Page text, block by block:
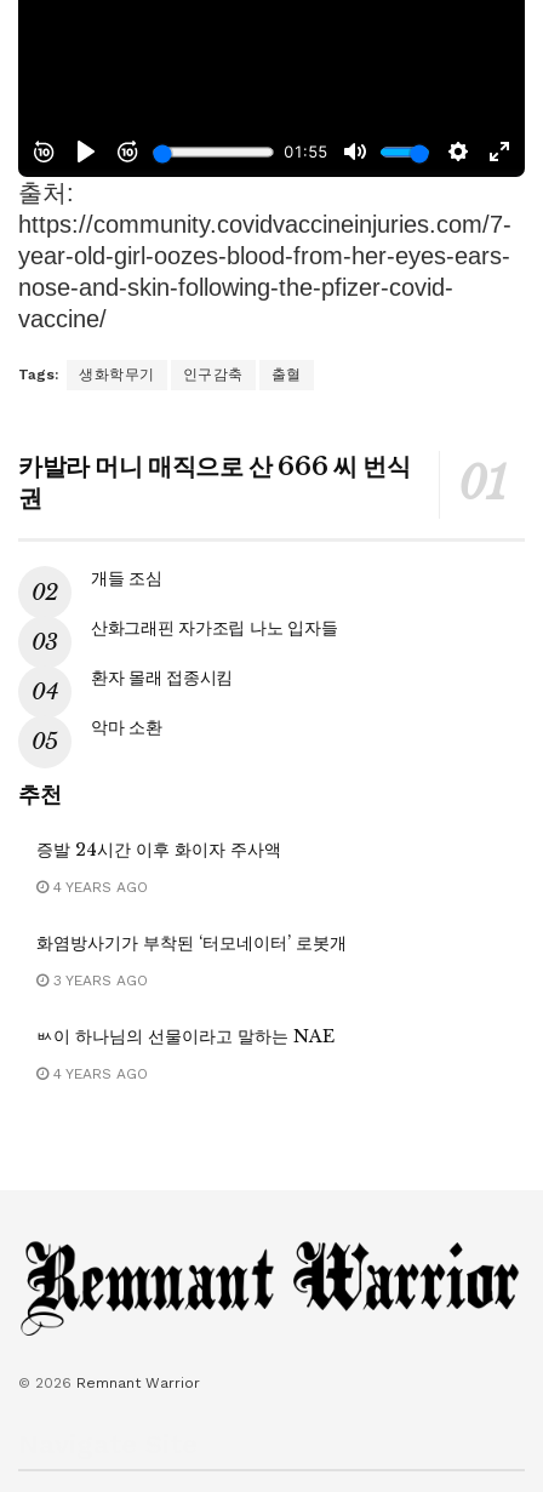
출처:
https://community.covidvaccineinjuries.com/7-
year-old-girl-oozes-blood-from-her-eyes-ears-
nose-and-skin-following-the-pfizer-covid-
vaccine/
Tags: 생화학무기 인구감축 출혈
카발라 머니 매직으로 산 666 씨 번식
권
개들 조심
산화그래핀 자가조립 나노 입자들
환자 몰래 접종시킴
악마 소환
추천
증발 24시간 이후 화이자 주사액
4 YEARS AGO
화염방사기가 부착된 ‘터모네이터’ 로봇개
3 YEARS AGO
ㅄ이 하나님의 선물이라고 말하는 NAE
4 YEARS AGO
© 2026 Remnant Warrior